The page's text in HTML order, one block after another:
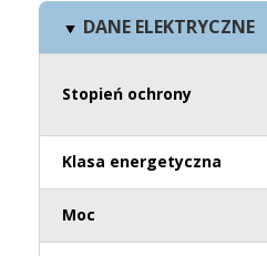
DANE ELEKTRYCZNE
Stopień ochrony
Klasa energetyczna
Moc